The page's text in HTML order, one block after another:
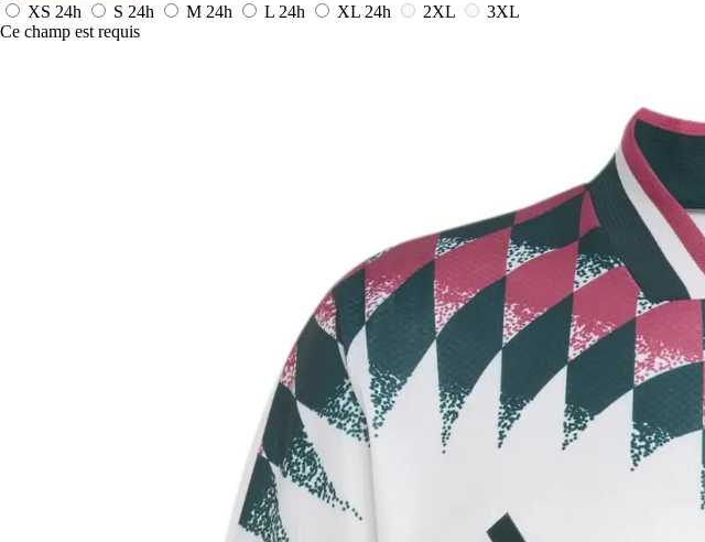
XS 24h S 24h M 24h L 24h XL 24h 2XL
3XL
Ce champ est requis